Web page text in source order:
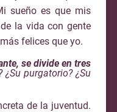
sueño es que mis
la vida con gente
felices que yo.
se divide en tres
¿Su purgatorio? ¿Su
de la juventud.